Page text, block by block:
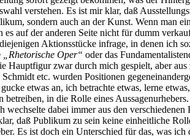
verstehen. Es ist mir klar, daß
sondern auch an der Kunst. Wenn man
auf der anderen Seite nicht für dumm
Aktionsstücke infrage, in denen ich
„Rhetorische Oper“ oder das
Hauptfigur zwar durch mich gespielt, aber
etc. wurden Positionen
etwas an, ich betrachte etwas, lerne
in die Rolle eines
wechselte dabei immer aus den
daß Publikum zu sein keine einheitliche
Es ist doch ein Unterschied für das, was